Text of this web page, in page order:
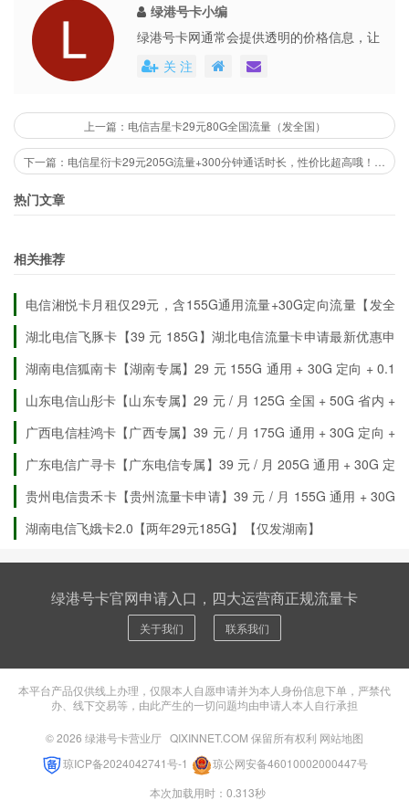
绿港号卡小编
绿港号卡网通常会提供透明的价格信息，让
用户能够清楚地了解到每个号卡套餐的具体
费用。这些平台还会不定期地推出各种优惠
了市场的公平竞争。
关 注
上一篇：电信吉星卡29元80G全国流量（发全国）
热门文章
相关推荐
电信湘悦卡月租仅29元，含155G通用流量+30G定向流量【发全
国】流量30天内到账
湖北电信飞豚卡【39 元 185G】湖北电信流量卡申请最新优惠申
请详情
湖南电信狐南卡【湖南专属】29 元 155G 通用 + 30G 定向 + 0.1
元 / 分钟
山东电信山彤卡【山东专属】29 元 / 月 125G 全国 + 50G 省内 +
30G 定向
广西电信桂鸿卡【广西专属】39 元 / 月 175G 通用 + 30G 定向 +
300 分钟通话
广东电信广寻卡【广东电信专属】39 元 / 月 205G 通用 + 30G 定
向 + 100 分钟通话
贵州电信贵禾卡【贵州流量卡申请】39 元 / 月 155G 通用 + 30G
定向 + 200 分钟通话
湖南电信飞娥卡2.0【两年29元185G】【仅发湖南】
绿港号卡官网申请入口，四大运营商正规流量卡
关于我们 联系我们
本平台产品仅供线上办理，仅限本人自愿申请并为本人身份信息下单，严禁代
办、线下交易等，由此产生的一切问题均由申请人本人自行承担
© 2026 绿港号卡营业厅 QIXINNET.COM 保留所有权利 网站地图
琼ICP备2024042741号-1
琼公网安备46010002000447号
本次加载用时：0.313秒